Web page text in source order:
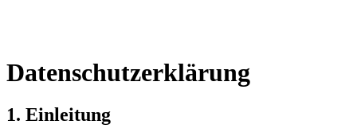
Datenschutzerklärung
1. Einleitung